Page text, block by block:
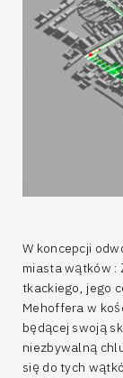
W koncepcji
miasta wątków :
tkackiego, jego
Mehoffera w
będącej swoją
niezbywalną
się do tych